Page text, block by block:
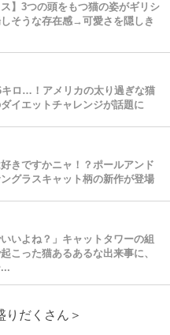
ス】3つの頭をもつ猫の姿がギリシ
そうな存在感→可愛さを隠しき
キロ…！アメリカの太り過ぎな猫
ダイエットチャレンジが話題に
きですかニャ！？ポールアンド
グラスキャット柄の新作が登場
いいよね？」キャットタワーの組
こった猫あるあるな出来事に、
りだくさん＞